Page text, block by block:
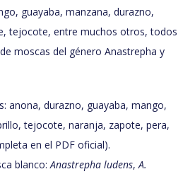
guayaba, manzana, durazno,
tejocote, entre muchos otros, todos
moscas del género Anastrepha y
anona, durazno, guayaba, mango,
tejocote, naranja, zapote, pera,
en el PDF oficial).
blanco:Anastrepha ludens,A.